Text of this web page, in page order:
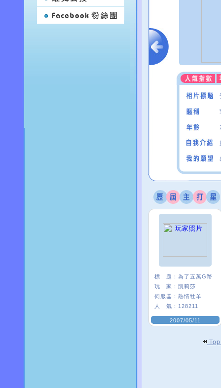
標 題： 為了五萬G幣
玩 家： 凱莉莎
伺服器： 熱情牡羊
人 氣： 128211
2007/05/11